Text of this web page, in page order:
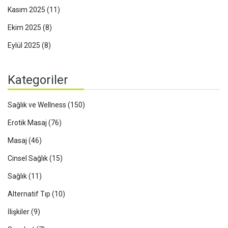
Kasım 2025 (11)
Ekim 2025 (8)
Eylül 2025 (8)
Kategoriler
Sağlık ve Wellness (150)
Erotik Masaj (76)
Masaj (46)
Cinsel Sağlık(15)
Sağlık(11)
Alternatif Tıp (10)
İlişkiler(9)